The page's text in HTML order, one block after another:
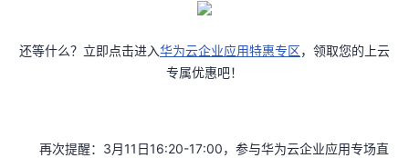
还等什么？立即点击进入华为云企业应用特惠专区， 领取您的上云
专属优惠吧！
再次提醒：3月11日16:20-17:00，参与华为云企业应用专场直